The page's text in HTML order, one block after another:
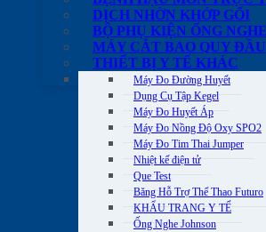
DỊCH NHỜN KHỚP GỐI
BỘ PHỤ KIỆN ỐNG NGHE
MÁY CẮT BAO QUY ĐẦU
THIẾT BỊ Y TẾ KHÁC
Máy Đo Đường Huyết
Dụng Cụ Tập Kegel
Máy Đo Huyết Áp
Máy Đo Nồng Độ Oxy SPO2
Máy Đo Tim Thai Jumper
Nhiệt kế điện tử
Que Test
Băng Hỗ Trợ Thể Thao Futuro
KHẨU TRANG Y TẾ
Ống Nghe Johnson